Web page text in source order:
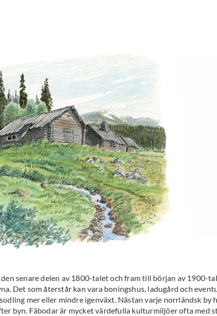
senare delen av 1800-talet och fram till början av 1900-
Det som återstår kan vara boningshus, ladugård och
mer eller mindre igenväxt. Nästan varje norrländsk by
byn. Fäbodar är mycket värdefulla kulturmiljöer ofta med